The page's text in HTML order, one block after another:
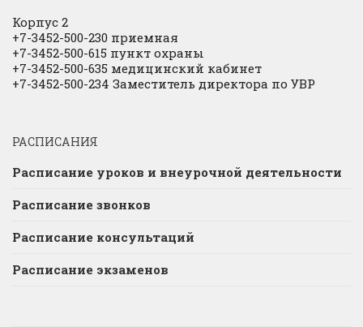
Корпус 2
+7-3452-500-230 приемная
+7-3452-500-615 пункт охраны
+7-3452-500-635 медицинский кабинет
+7-3452-500-234 Заместитель директора по УВР
РАСПИСАНИЯ
Расписание уроков и внеурочной деятельности
Расписание звонков
Расписание консультаций
Расписание экзаменов